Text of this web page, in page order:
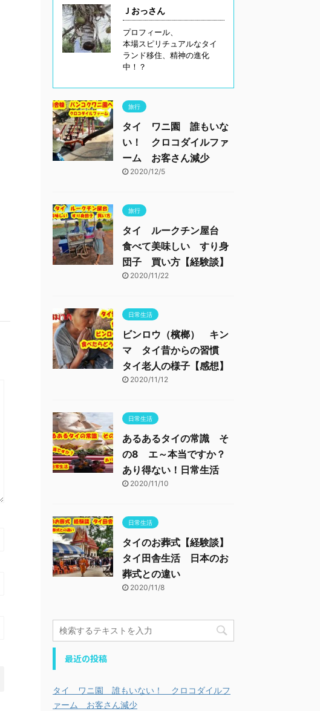
Ｊおっさん
プロフィール、
本場スピリチュアルなタイ
ランド移住、精神の進化
中！？
旅行
タイ ワニ園 誰もいな
い！ クロコダイルファ
ーム お客さん減少
2020/12/5
旅行
タイ ルークチン屋台
食べて美味しい すり身
団子 買い方【経験談】
2020/11/22
日常生活
ビンロウ（檳榔） キン
マ タイ昔からの習慣
タイ老人の様子【感想】
2020/11/12
日常生活
あるあるタイの常識 そ
の8 エ～本当ですか？
あり得ない！日常生活
2020/11/10
日常生活
タイのお葬式【経験談】
タイ田舎生活 日本のお
葬式との違い
2020/11/8
最近の投稿
タイ ワニ園 誰もいない！ クロコダイルフ
ァーム お客さん減少